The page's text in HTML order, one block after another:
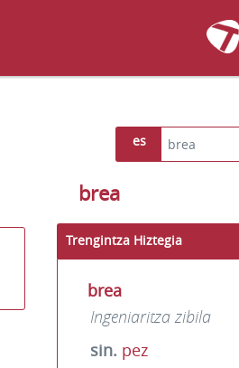
es
brea
Trengintza Hiztegia
brea
Ingeniaritza zibila
sin. pez